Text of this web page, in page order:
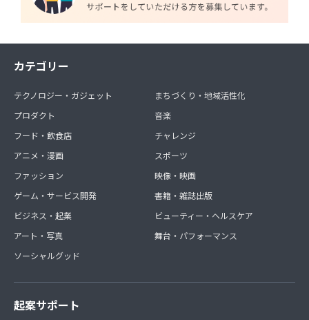
カテゴリー
テクノロジー・ガジェット
プロダクト
フード・飲食店
アニメ・漫画
ファッション
ゲーム・サービス開発
ビジネス・起業
アート・写真
ソーシャルグッド
まちづくり・地域活性化
音楽
チャレンジ
スポーツ
映像・映画
書籍・雑誌出版
ビューティー・ヘルスケア
舞台・パフォーマンス
起案サポート